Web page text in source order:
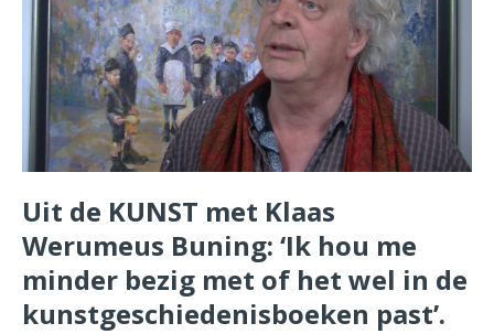
Uit de KUNST met Klaas
Werumeus Buning: ‘Ik hou me
minder bezig met of het wel in de
kunstgeschiedenisboeken past’.